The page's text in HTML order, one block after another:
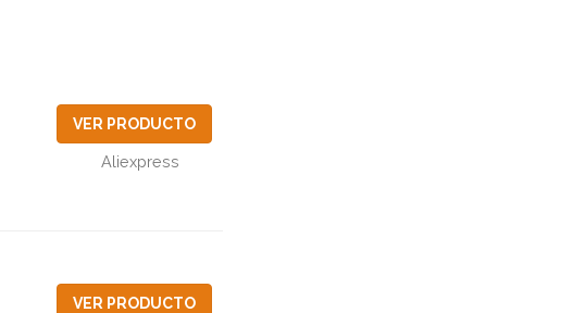
VER PRODUCTO
Aliexpress
VER PRODUCTO